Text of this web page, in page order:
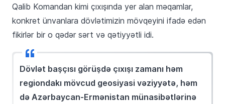
Qalib Komandan kimi çıxışında yer alan məqamlar,
konkret ünvanlara dövlətimizin mövqeyini ifadə edən
fikirlər bir o qədər sərt və qətiyyətli idi.
Dövlət başçısı görüşdə çıxışı zamanı həm
regiondakı mövcud geosiyasi vəziyyətə, həm
də Azərbaycan-Ermənistan münasibətlərinə